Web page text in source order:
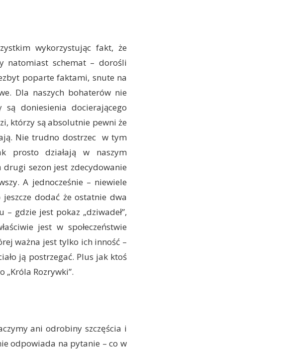
wykorzystując fakt, że
natomiast schemat – dorośli
poparte faktami, snute na
Dla naszych bohaterów nie
doniesienia docierającego
którzy są absolutnie pewni że
Nie trudno dostrzec w tym
prosto działają w naszym
drugi sezon jest zdecydowanie
A jednocześnie – niewiele
dodać że ostatnie dwa
gdzie jest pokaz „dziwadeł”,
jest w społeczeństwie
ważna jest tylko ich inność –
ją postrzegać. Plus jak ktoś
„Króla Rozrywki”.
ani odrobiny szczęścia i
odpowiada na pytanie – co w